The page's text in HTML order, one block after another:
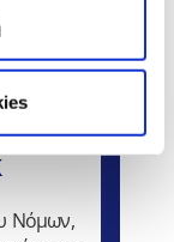
Νόμων,